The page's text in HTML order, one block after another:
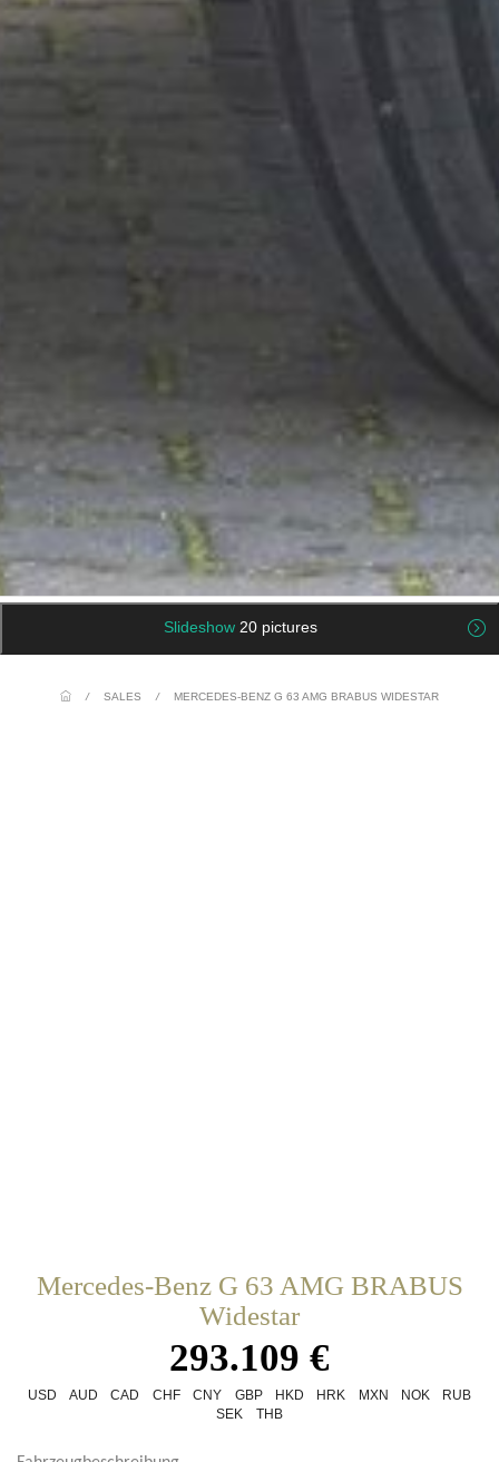
Slideshow 20 pictures
/ SALES / MERCEDES-BENZ G 63 AMG BRABUS WIDESTAR
Mercedes-Benz G 63 AMG BRABUS
Widestar
293.109 €
USD AUD CAD CHF CNY GBP HKD HRK MXN NOK
RUB
SEK
THB